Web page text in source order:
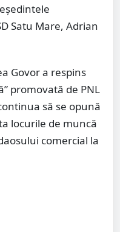
Satu Mare, Adrian
Govor a respins
promovată de PNL
să se opună
locurile de muncă
comercial la